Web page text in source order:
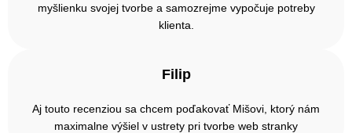
myšlienku svojej tvorbe a samozrejme vypočuje potreby
klienta.
Filip
Aj touto recenziou sa chcem poďakovať Mišovi, ktorý nám
maximalne výšiel v ustrety pri tvorbe web stranky